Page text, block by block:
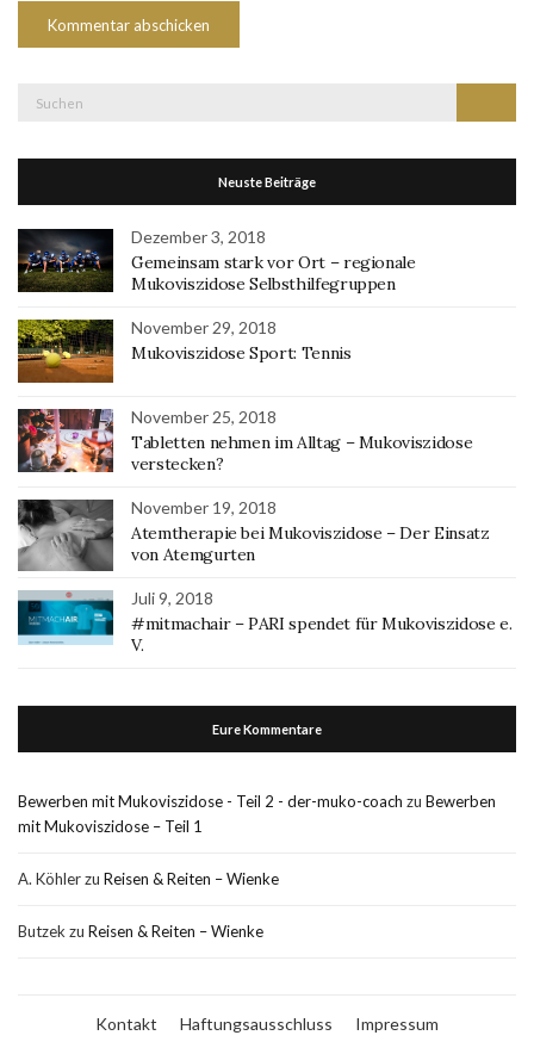
Neuste Beiträge
Dezember 3, 2018
Gemeinsam stark vor Ort – regionale
Mukoviszidose Selbsthilfegruppen
November 29, 2018
Mukoviszidose Sport: Tennis
November 25, 2018
Tabletten nehmen im Alltag – Mukoviszidose
verstecken?
November 19, 2018
Atemtherapie bei Mukoviszidose – Der Einsatz
von Atemgurten
Juli 9, 2018
#mitmachair – PARI spendet für Mukoviszidose e.
V.
Eure Kommentare
Bewerben mit Mukoviszidose - Teil 2 - der-muko-coach zu Bewerben
mit Mukoviszidose – Teil 1
A. Köhlerzu Reisen & Reiten – Wienke
Butzek zu Reisen & Reiten – Wienke
Kontakt Haftungsausschluss Impressum